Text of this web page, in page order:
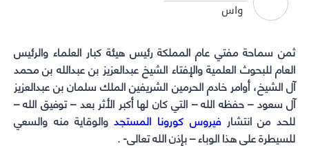
واس
ثمن سماحةمفتي عام المملكةرئيسهيئة كبار العلماء والرئيس
العام للبحوث العلمية والإفتاء الشيخ عبدالعزيز بن عبدالله بن محمد
آل الشيخ، أوامرخادم الحرمين الشريفينالملك سلمان بن عبدالعزيز
آل سعود – حفظه الله – التي كان لها أكبر الأثر بعد – توفيق الله –
للحد من انتشارفيروس كورونا المستجدوالوقاية منه والسعي
للسيطرة على هذا الوباء – بإذن الله تعالى- .
(Opens
in
new
window)
(Opens
in
new
window)
(Opens
in
new
window)
(Opens
in
new
window)